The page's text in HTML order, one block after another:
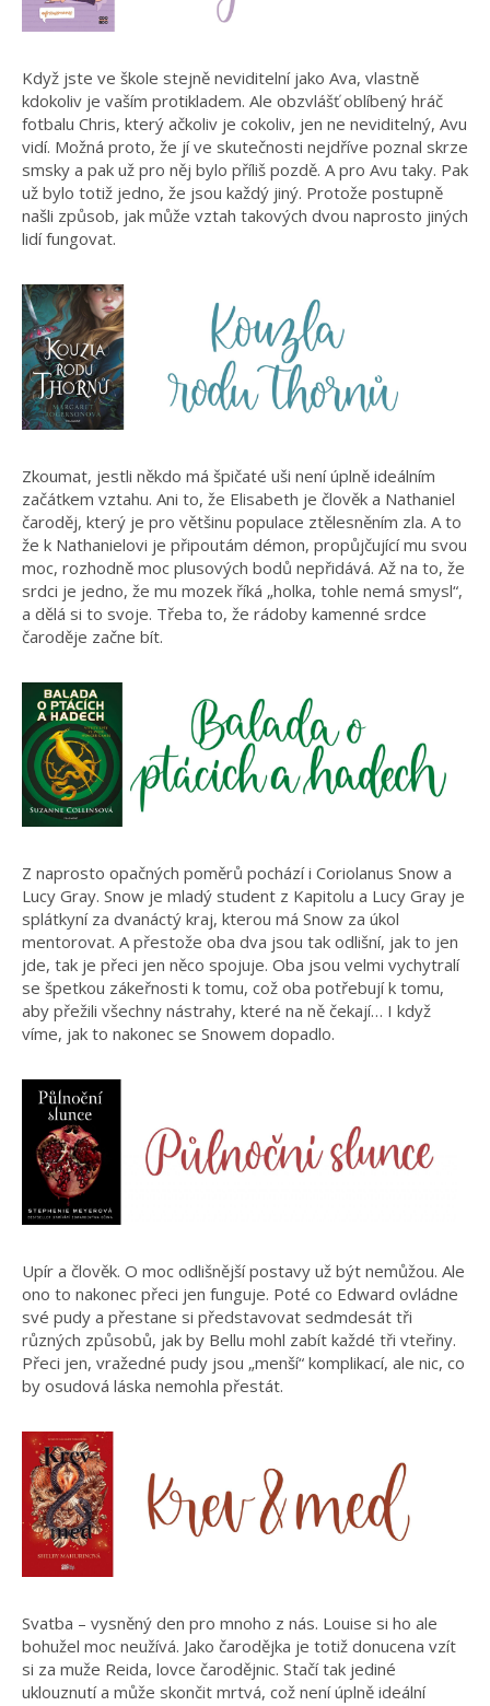
Když jste ve škole stejně neviditelní jako Ava, vlastně
kdokoliv je vaším protikladem. Ale obzvlášť oblíbený hráč
fotbalu Chris, který ačkoliv je cokoliv, jen ne neviditelný, Avu
vidí. Možná proto, že jí ve skutečnosti nejdříve poznal skrze
smsky a pak už pro něj bylo příliš pozdě. A pro Avu taky. Pak
už bylo totiž jedno, že jsou každý jiný. Protože postupně
našli způsob, jak může vztah takových dvou naprosto jiných
lidí fungovat.
Zkoumat, jestli někdo má špičaté uši není úplně ideálním
začátkem vztahu. Ani to, že Elisabeth je člověk a Nathaniel
čaroděj, který je pro většinu populace ztělesněním zla. A to
že k Nathanielovi je připoutám démon, propůjčující mu svou
moc, rozhodně moc plusových bodů nepřidává. Až na to, že
srdci je jedno, že mu mozek říká „holka, tohle nemá smysl“,
a dělá si to svoje. Třeba to, že rádoby kamenné srdce
čaroděje začne bít.
Z naprosto opačných poměrů pochází i Coriolanus Snow a
Lucy Gray. Snow je mladý student z Kapitolu a Lucy Gray je
splátkyní za dvanáctý kraj, kterou má Snow za úkol
mentorovat. A přestože oba dva jsou tak odlišní, jak to jen
jde, tak je přeci jen něco spojuje. Oba jsou velmi vychytralí
se špetkou zákeřnosti k tomu, což oba potřebují k tomu,
aby přežili všechny nástrahy, které na ně čekají… I když
víme, jak to nakonec se Snowem dopadlo.
Upír a člověk. O moc odlišnější postavy už být nemůžou. Ale
ono to nakonec přeci jen funguje. Poté co Edward ovládne
své pudy a přestane si představovat sedmdesát tři
různých způsobů, jak by Bellu mohl zabít každé tři vteřiny.
Přeci jen, vražedné pudy jsou „menší“ komplikací, ale nic, co
by osudová láska nemohla přestát.
Svatba – vysněný den pro mnoho z nás. Louise si ho ale
bohužel moc neužívá. Jako čarodějka je totiž donucena vzít
si za muže Reida, lovce čarodějnic. Stačí tak jediné
uklouznutí a může skončit mrtvá, což není úplně ideální